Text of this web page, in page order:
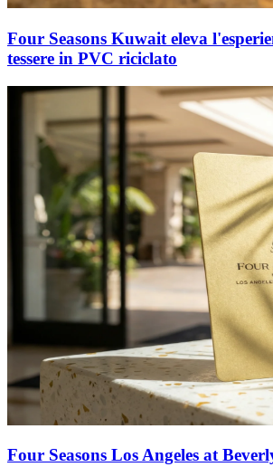
Four Seasons Kuwait eleva
tessere in PVC riciclato
Four Seasons Los Angeles at